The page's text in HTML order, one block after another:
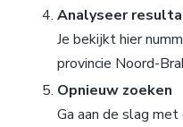
Analyseer
Je bekijkt hier
provincie Noord-
Opnieuw zoeken
Ga aan de slag